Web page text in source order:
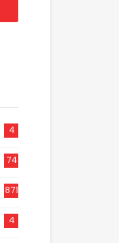
4
74
871
4